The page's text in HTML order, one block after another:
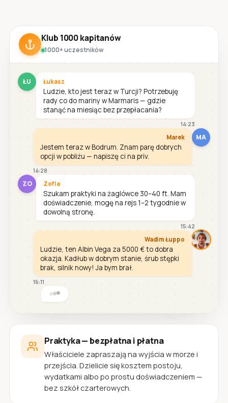
Klub 1000 kapitanów
1000+ uczestników
ŁU Łukasz
Ludzie, kto jest teraz w Turcji? Potrzebuję
rady co do mariny w Marmaris — gdzie
stanąć na miesiąc bez przepłacania?
14:23
MA
Marek
Jestem teraz w Bodrum. Znam parę dobrych
opcji w pobliżu — napiszę ci na priv.
14:28
ZO Zofia
Szukam praktyki na żaglówce 30–40 ft. Mam
doświadczenie, mogę na rejs 1–2 tygodnie w
dowolną stronę.
15:42
Wadim Łuppo
Ludzie, ten Albin Vega za 5000 € to dobra
okazja. Kadłub w dobrym stanie, śrub stępki
brak, silnik nowy! Ja bym brał.
16:11
Praktyka — bezpłatna i płatna
Właściciele zapraszają na wyjścia w morze i
przejścia. Dzielicie się kosztem postoju,
wydatkami albo po prostu doświadczeniem —
bez szkół czarterowych.